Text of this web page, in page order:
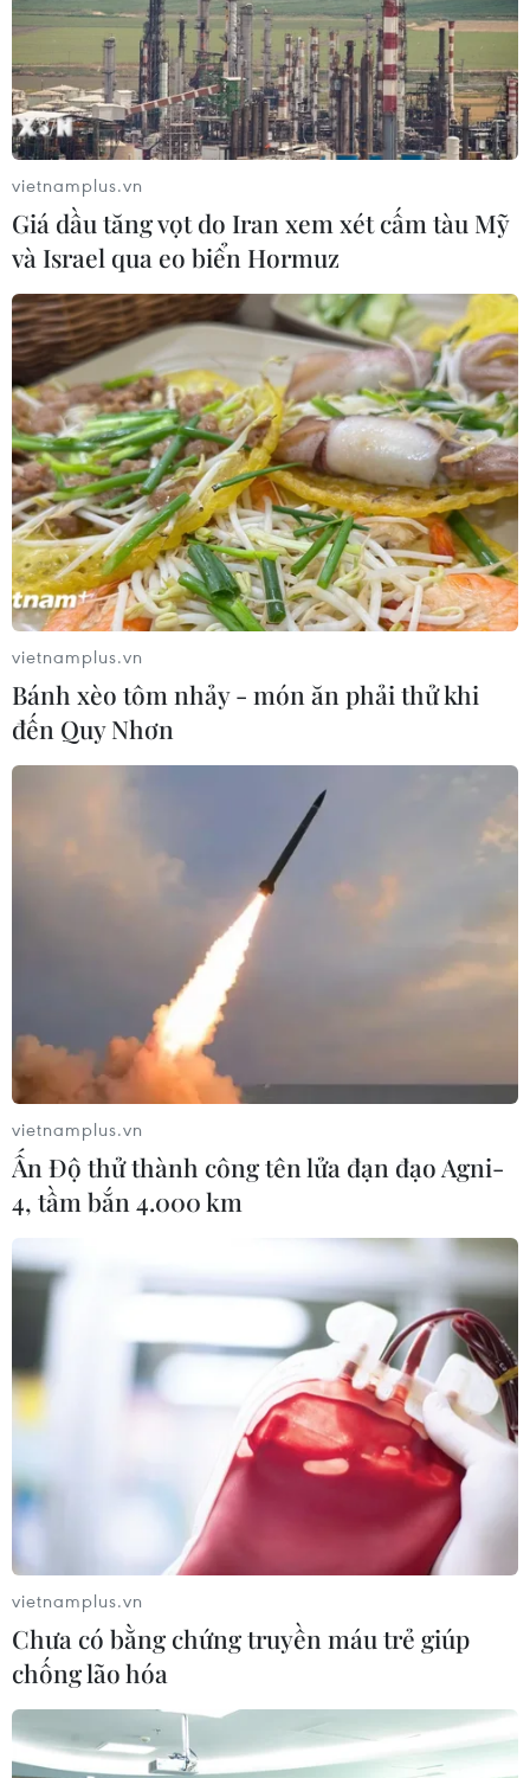
#Quy hoạch tổng thể quốc gia
#Bộ Kế hoạch và Đầu tư
#GDP
#Kỳ họp thứ 4 #Quốc hội khóa XV
Theo dõi VietnamPlus
TIN LIÊN QUAN
Thủ tướng: Quy hoạch phải có tư duy đổi
mới, tầm nhìn chiến lược
14/09/2022 09:29
Thủ tướng Phạm Minh Chính nhấn mạnh quy hoạch
phải có tư duy đổi mới, tầm nhìn chiến lược; phải bám
sát vào chủ trương, chính sách của Đảng, Nhà nước,
bảo đảm khả thi, hiệu quả, dễ làm, dễ kiểm tra.
Hội nghị TW: Thảo luận Đề án định hướng
vietnamplus.vn
Giá dầu tăng vọt do Iran xem xét cấm tàu Mỹ
và Israel qua eo biển Hormuz
vietnamplus.vn
Bánh xèo tôm nhảy - món ăn phải thử khi
đến Quy Nhơn
vietnamplus.vn
Ấn Độ thử thành công tên lửa đạn đạo Agni-
4, tầm bắn 4.000 km
vietnamplus.vn
Chưa có bằng chứng truyền máu trẻ giúp
chống lão hóa